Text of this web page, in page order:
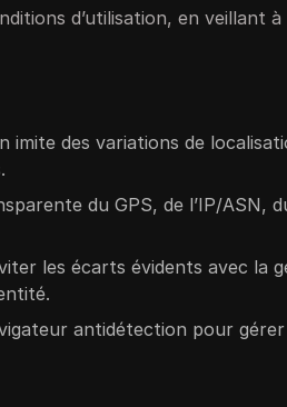
d’utilisation, en veillant
imite des variations de
du GPS, de l’IP/ASN,
les écarts évidents avec la
antidétection pour